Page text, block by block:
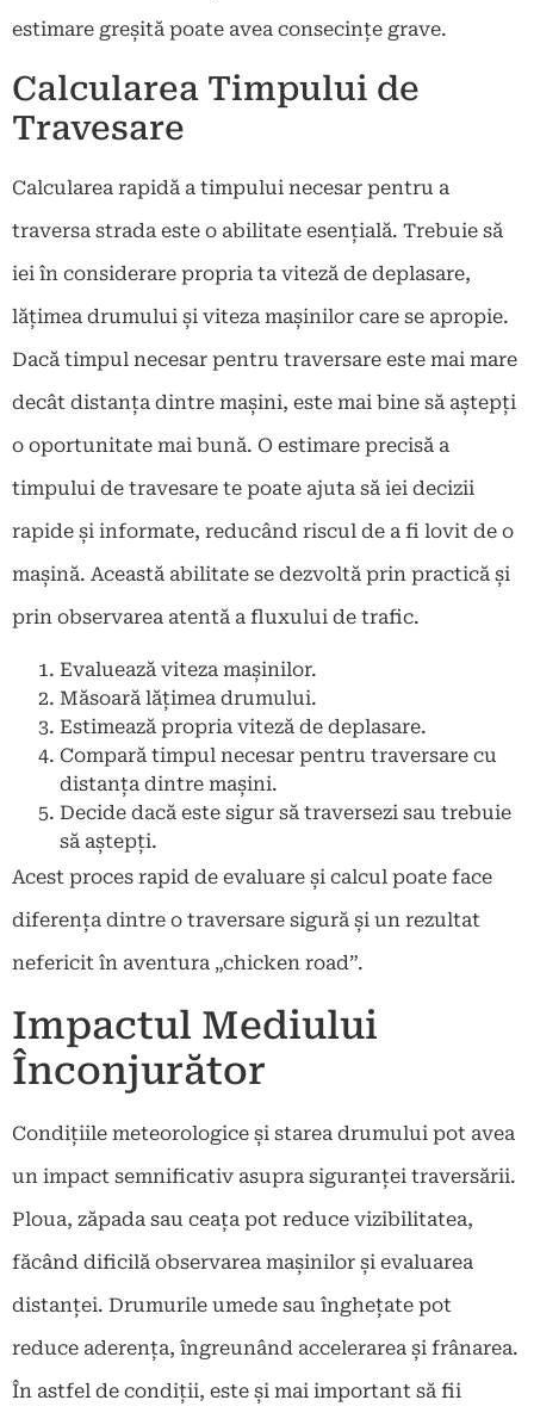
estimare greșită poate avea consecințe grave.
Calcularea Timpului de
Travesare
Calcularea rapidă a timpului necesar pentru a
traversa strada este o abilitate esențială. Trebuie să
iei în considerare propria ta viteză de deplasare,
lățimea drumului și viteza mașinilor care se apropie.
Dacă timpul necesar pentru traversare este mai mare
decât distanța dintre mașini, este mai bine să aștepți
o oportunitate mai bună. O estimare precisă a
timpului de travesare te poate ajuta să iei decizii
rapide și informate, reducând riscul de a fi lovit de o
mașină. Această abilitate se dezvoltă prin practică și
prin observarea atentă a fluxului de trafic.
Evaluează viteza mașinilor.
Măsoară lățimea drumului.
Estimează propria viteză de deplasare.
Compară timpul necesar pentru traversare cu
distanța dintre mașini.
Decide dacă este sigur să traversezi sau trebuie
să aștepți.
Acest proces rapid de evaluare și calcul poate face
diferența dintre o traversare sigură și un rezultat
nefericit în aventura „chicken road”.
Impactul Mediului
Înconjurător
Condițiile meteorologice și starea drumului pot avea
un impact semnificativ asupra siguranței traversării.
Ploua, zăpada sau ceața pot reduce vizibilitatea,
făcând dificilă observarea mașinilor și evaluarea
distanței. Drumurile umede sau înghețate pot
reduce aderența, îngreunând accelerarea și frânarea.
În astfel de condiții, este și mai important să fii